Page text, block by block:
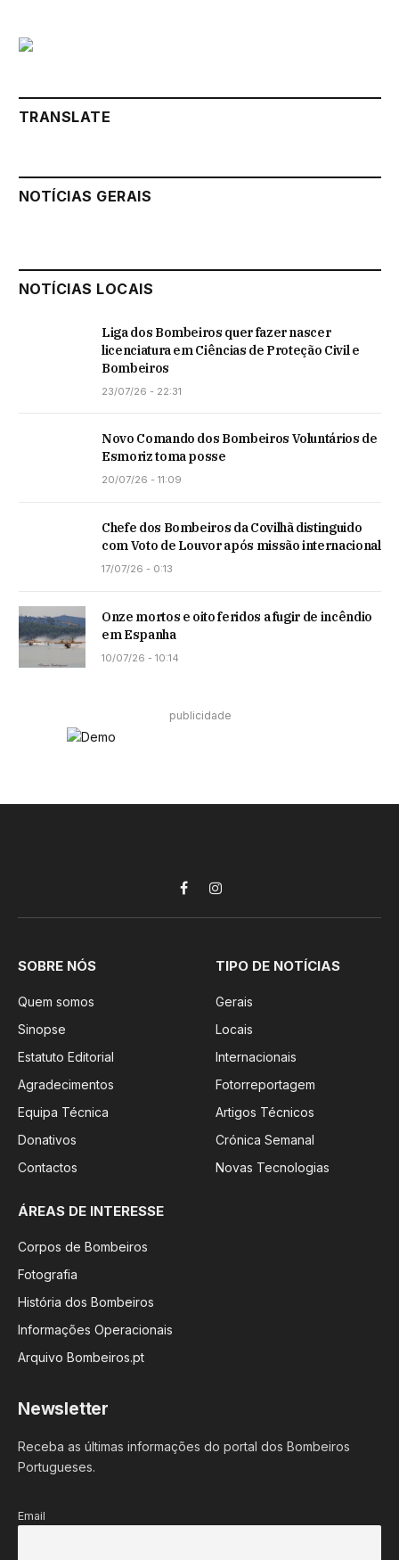
TRANSLATE
NOTÍCIAS GERAIS
NOTÍCIAS LOCAIS
Liga dos Bombeiros quer fazer nascer
licenciatura em Ciências de Proteção Civil e
Bombeiros
23/07/26 - 22:31
Novo Comando dos Bombeiros Voluntários de
Esmoriz toma posse
20/07/26 - 11:09
Chefe dos Bombeiros da Covilhã distinguido
com Voto de Louvor após missão internacional
17/07/26 - 0:13
Onze mortos e oito feridos a fugir de incêndio
em Espanha
10/07/26 - 10:14
publicidade
FacebookInstagram
SOBRE NÓS
Quem somos
Sinopse
Estatuto Editorial
Agradecimentos
Equipa Técnica
Donativos
Contactos
TIPO DE NOTÍCIAS
Gerais
Locais
Internacionais
Fotorreportagem
Artigos Técnicos
Crónica Semanal
Novas Tecnologias
ÁREAS DE INTERESSE
Corpos de Bombeiros
Fotografia
História dos Bombeiros
Informações Operacionais
Arquivo Bombeiros.pt
Newsletter
Receba as últimas informações do portal dos Bombeiros
Portugueses.
Email